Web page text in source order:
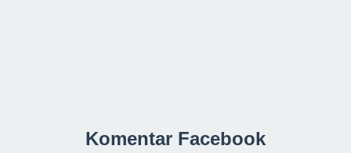
Komentar Facebook